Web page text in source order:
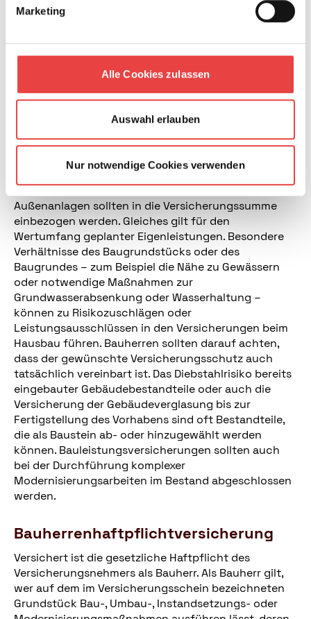
Marketing
Alle Cookies zulassen
Auswahl erlauben
Nur notwendige Cookies verwenden
während der Bauzeit. Dazu gehören unter anderem
Unwetterschäden, Diebstahl bereits eingebauter
durch Unbekannte. Ausgeschlossen sind Schäden
durch normale orts- und jahreszeitlich übliche
Handwerkerleistungen.
Was wird versichert?
Versichert ist der Wert der Bauleistungen. Auch die
Architekten- und Ingenieurleistungen, die Kosten
von Garagen und Carports sowie der wichtigsten
Außenanlagen sollten in die Versicherungssumme
einbezogen werden. Gleiches gilt für den
Wertumfang geplanter Eigenleistungen. Besondere
Verhältnisse des Baugrundstücks oder des
Baugrundes – zum Beispiel die Nähe zu Gewässern
oder notwendige Maßnahmen zur
Grundwasserabsenkung oder Wasserhaltung –
können zu Risikozuschlägen oder
Leistungsausschlüssen in den Versicherungen beim
Hausbau führen. Bauherren sollten darauf achten,
dass der gewünschte Versicherungsschutz auch
tatsächlich vereinbart ist. Das Diebstahlrisiko bereits
eingebauter Gebäudebestandteile oder auch die
Versicherung der Gebäudeverglasung bis zur
Fertigstellung des Vorhabens sind oft Bestandteile,
die als Baustein ab- oder hinzugewählt werden
können. Bauleistungsversicherungen sollten auch
bei der Durchführung komplexer
Modernisierungsarbeiten im Bestand abgeschlossen
werden.
Bauherrenhaftpflichtversicherung
Versichert ist die gesetzliche Haftpflicht des
Versicherungsnehmers als Bauherr. Als Bauherr gilt,
wer auf dem im Versicherungsschein bezeichneten
Grundstück Bau-, Umbau-, Instandsetzungs- oder